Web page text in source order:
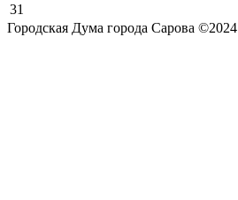
31
Городская Дума города Сарова ©2024